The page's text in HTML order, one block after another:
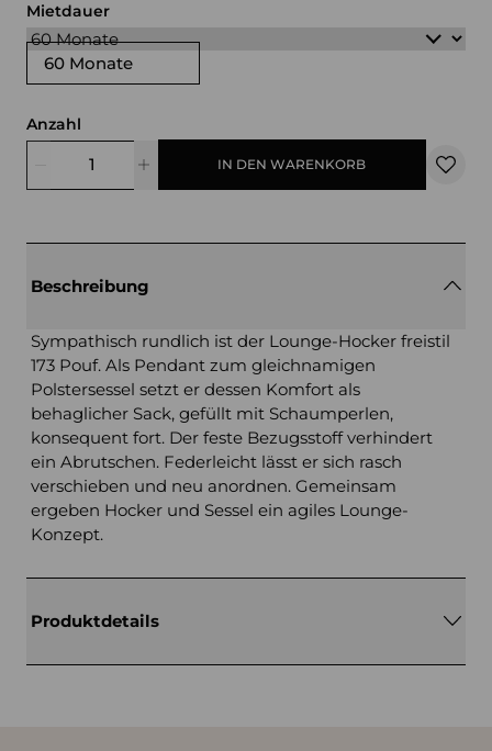
60 Monate
Mietdauer
Anzahl
IN DEN WARENKORB
Beschreibung
Sympathisch rundlich ist der Lounge-Hocker freistil
173 Pouf. Als Pendant zum gleichnamigen
Polstersessel setzt er dessen Komfort als
behaglicher Sack, gefüllt mit Schaumperlen,
konsequent fort. Der feste Bezugsstoff verhindert
ein Abrutschen. Federleicht lässt er sich rasch
verschieben und neu anordnen. Gemeinsam
ergeben Hocker und Sessel ein agiles Lounge-
Konzept.
Produktdetails